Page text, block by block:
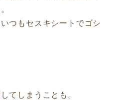
つもセスキシートでゴシ
てしまうことも。